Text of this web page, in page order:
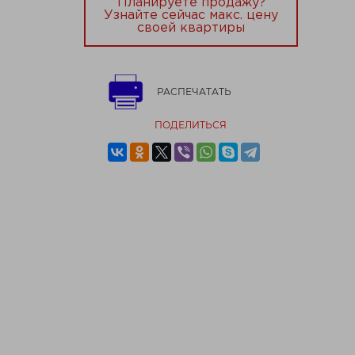
Планируете продажу?
Узнайте сейчас макс. цену
своей квартиры
РАСПЕЧАТАТЬ
ПОДЕЛИТЬСЯ